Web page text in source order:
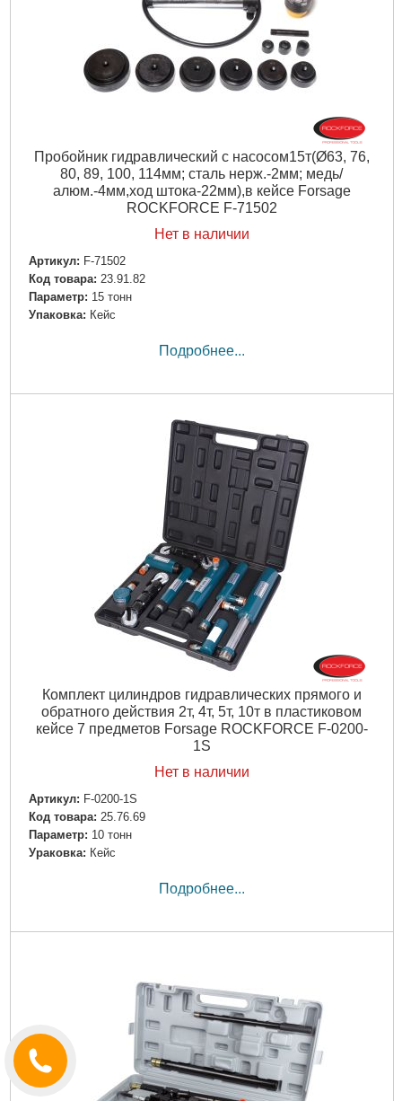
Пробойник гидравлический с насосом15т(Ø63, 76,
80, 89, 100, 114мм; сталь нерж.-2мм; медь/
алюм.-4мм,ход штока-22мм),в кейсе Forsage
ROCKFORCE F-71502
Нет в наличии
Артикул: F-71502
Код товара: 23.91.82
Параметр: 15 тонн
Упаковка: Кейс
Подробнее...
Комплект цилиндров гидравлических прямого и
обратного действия 2т, 4т, 5т, 10т в пластиковом
кейсе 7 предметов Forsage ROCKFORCE F-0200-
1S
Нет в наличии
Артикул: F-0200-1S
Код товара: 25.76.69
Параметр: 10 тонн
Ураковка: Кейс
Подробнее...